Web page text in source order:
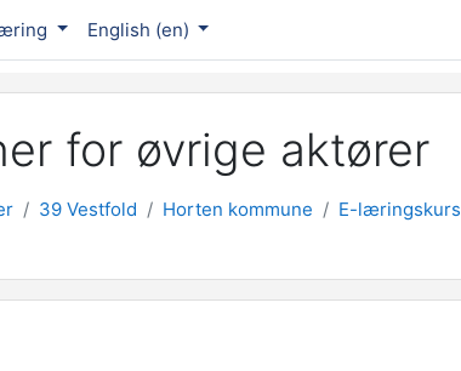
English ‎(en)‎
for øvrige aktører
39 Vestfold Horten kommune E-læringskurs